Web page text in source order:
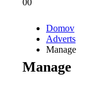
00
Domov
Adverts
Manage
Manage